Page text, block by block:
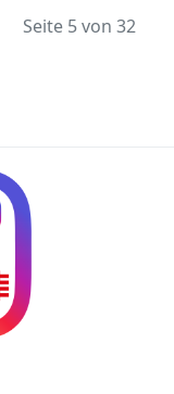
Seite 5 von 32